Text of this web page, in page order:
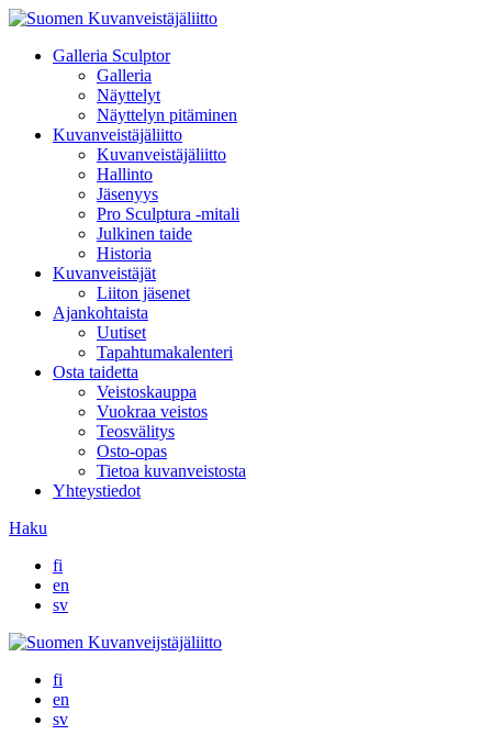
Galleria Sculptor
Galleria
Näyttelyt
Näyttelyn pitäminen
Kuvanveistäjäliitto
Kuvanveistäjäliitto
Hallinto
Jäsenyys
Pro Sculptura -mitali
Julkinen taide
Historia
Kuvanveistäjät
Liiton jäsenet
Ajankohtaista
Uutiset
Tapahtumakalenteri
Osta taidetta
Veistoskauppa
Vuokraa veistos
Teosvälitys
Osto-opas
Tietoa kuvanveistosta
Yhteystiedot
Haku
fi
en
sv
fi
en
sv